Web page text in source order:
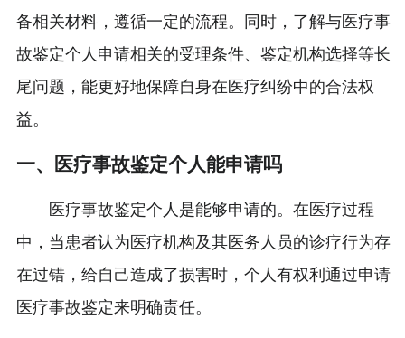
备相关材料，遵循一定的流程。同时，了解与医疗事
故鉴定个人申请相关的受理条件、鉴定机构选择等长
尾问题，能更好地保障自身在医疗纠纷中的合法权
益。
一、医疗事故鉴定个人能申请吗
医疗事故鉴定个人是能够申请的。在医疗过程
中，当患者认为医疗机构及其医务人员的诊疗行为存
在过错，给自己造成了损害时，个人有权利通过申请
医疗事故鉴定来明确责任。